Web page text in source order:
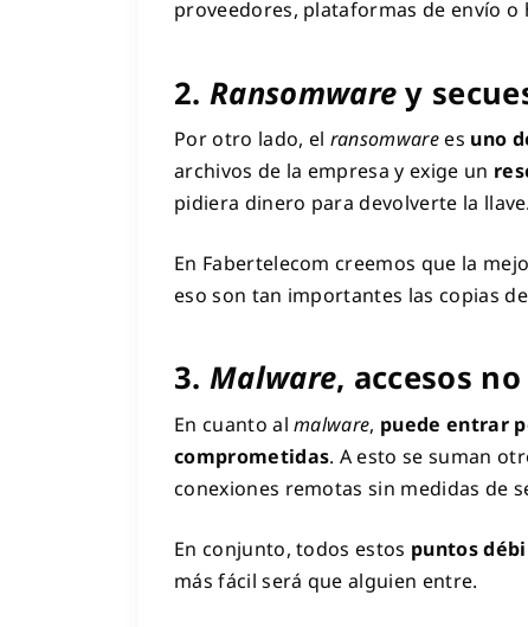
proveedores, plataformas de envío
2. Ransomware y
Por otro lado, el ransomwarees uno
archivos de la empresa y exige un
pidiera dinero para devolverte la llave.
En Fabertelecom creemos que la
eso son tan importantes las copias
3. Malware, accesos
En cuanto almalware, puede entrar
comprometidas. A esto se suman
conexiones remotas sin medidas de
En conjunto, todos estos puntos
más fácil será que alguien entre.